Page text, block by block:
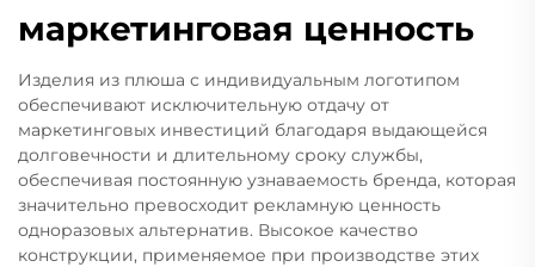
маркетинговая ценность
Изделия из плюша с индивидуальным логотипом
обеспечивают исключительную отдачу от
маркетинговых инвестиций благодаря выдающейся
долговечности и длительному сроку службы,
обеспечивая постоянную узнаваемость бренда, которая
значительно превосходит рекламную ценность
одноразовых альтернатив. Высокое качество
конструкции, применяемое при производстве этих